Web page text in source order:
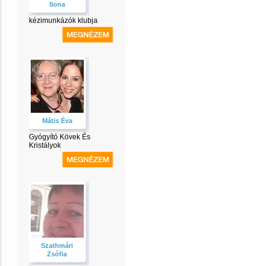
Ilona
kézimunkázók klubja
Mátis Éva
Gyógyító Kövek És
Kristályok
Szathmári
Zsófia